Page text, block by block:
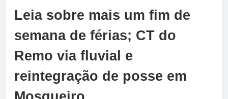
Leia sobre mais um fim de
semana de férias; CT do
Remo via fluvial e
reintegração de posse em